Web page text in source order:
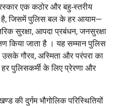
एक कठोर और बहु-स्तरीय
है, जिसमें पुलिस बल के हर आयाम—
सुरक्षा, आपदा प्रबंधन, जनसुरक्षा
किया जाता है । यह सम्मान पुलिस
गौरव, अस्मिता और परंपरा का
पुलिसकर्मी के लिए प्रेरणा और
की दुर्गम भौगोलिक परिस्थितियों